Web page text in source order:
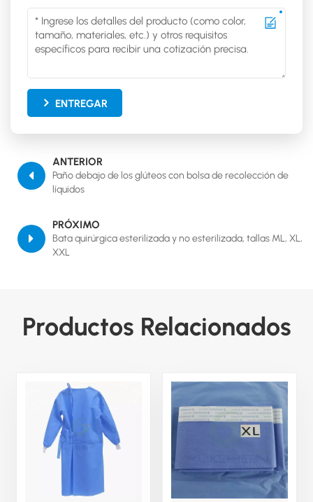
ENTREGAR
ANTERIOR
Paño debajo de los glúteos con bolsa de recolección de
líquidos
PRÓXIMO
Bata quirúrgica esterilizada y no esterilizada, tallas ML, XL,
XXL
Productos Relacionados